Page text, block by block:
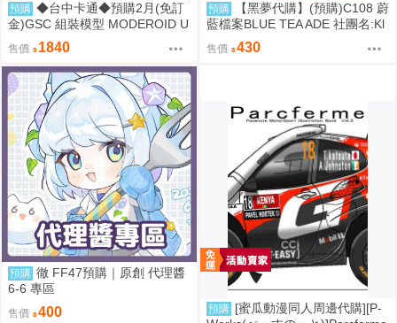
預購 ◆台中卡通◆預購2月(免訂
金)GSC 組裝模型 MODEROID U
FO戰士阿波羅 大阿波羅 0906
售價 1840
預購
【黑夢代購】(預購)C108 蔚
藍檔案BLUE TEA ADE 社團名:Kl
ee-on 繪師:Klee-on
售價 430
預購 徹 FF47預購｜原創 代理醬
6-6 專區
售價 400 預購 [蜜瓜動漫同人周邊代購][P-